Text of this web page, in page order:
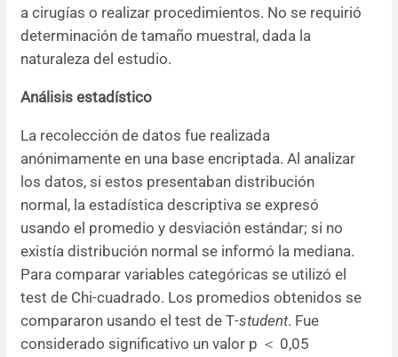
a cirugías o realizar procedimientos. No se requirió
determinación de tamaño muestral, dada la
naturaleza del estudio.
Análisis estadístico
La recolección de datos fue realizada
anónimamente en una base encriptada. Al analizar
los datos, si estos presentaban distribución
normal, la estadística descriptiva se expresó
usando el promedio y desviación estándar; si no
existía distribución normal se informó la mediana.
Para comparar variables categóricas se utilizó el
test de Chi-cuadrado. Los promedios obtenidos se
compararon usando el test de T-student. Fue
considerado significativo un valor p ＜ 0,05